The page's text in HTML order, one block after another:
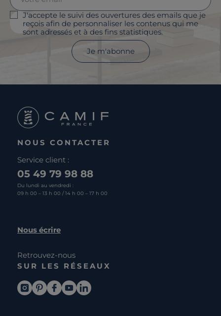
J'accepte le suivi des ouvertures des emails que je
reçois afin de personnaliser les contenus qui me
sont adressés et à des fins statistiques.
Je m'abonne
NOUS CONTACTER
Service client :
05 49 79 98 88
Du lundi au vendredi :
09 h 00 – 13 h 00 / 14 h 00 – 17 h 00
Nous écrire
Retrouvez-nous
SUR LES RÉSEAUX